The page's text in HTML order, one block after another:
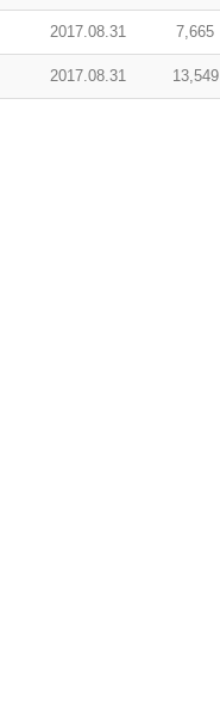
2017.08.31 7,665
2017.08.31 13,549